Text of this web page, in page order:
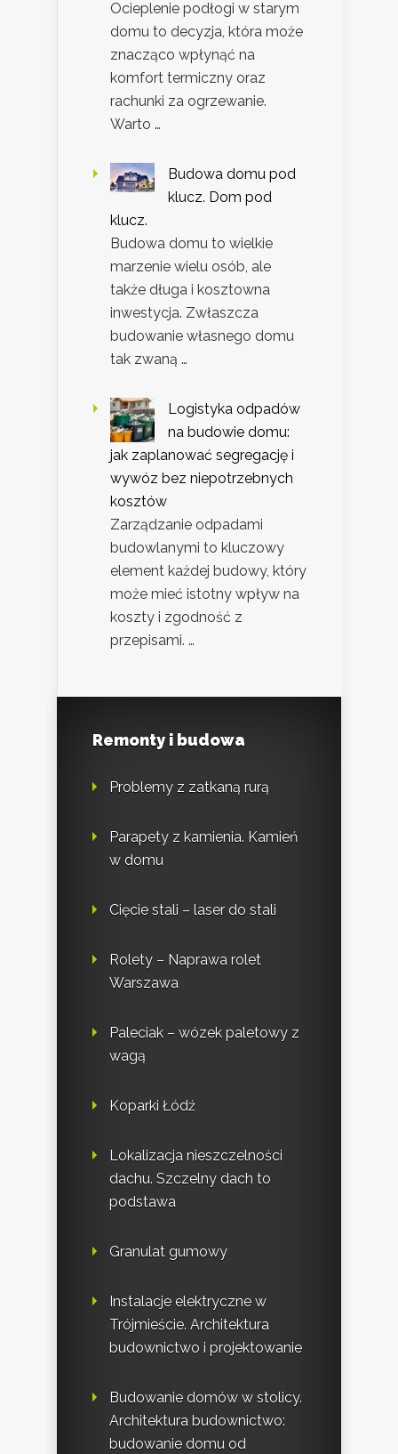
Ocieplenie podłogi w starym
domu to decyzja, która może
znacząco wpłynąć na
komfort termiczny oraz
rachunki za ogrzewanie.
Warto …
Budowa domu pod
klucz. Dom pod
klucz.
Budowa domu to wielkie
marzenie wielu osób, ale
także długa i kosztowna
inwestycja. Zwłaszcza
budowanie własnego domu
tak zwaną …
Logistyka odpadów
na budowie domu:
jak zaplanować segregację i
wywóz bez niepotrzebnych
kosztów
Zarządzanie odpadami
budowlanymi to kluczowy
element każdej budowy, który
może mieć istotny wpływ na
koszty i zgodność z
przepisami. …
Remonty i budowa
Problemy z zatkaną rurą
Parapety z kamienia. Kamień
w domu
Cięcie stali – laser do stali
Rolety – Naprawa rolet
Warszawa
Paleciak – wózek paletowy z
wagą
Koparki Łódź
Lokalizacja nieszczelności
dachu. Szczelny dach to
podstawa
Granulat gumowy
Instalacje elektryczne w
Trójmieście. Architektura
budownictwo i projektowanie
Budowanie domów w stolicy.
Architektura budownictwo:
budowanie domu od